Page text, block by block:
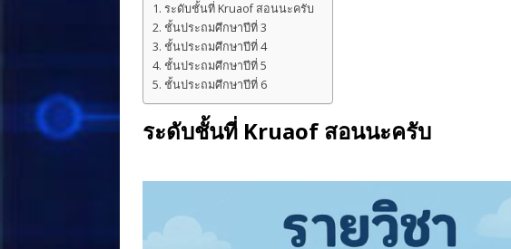
ระดับชั้นที่ Kruaof สอนนะครับ
ชั้นประถมศึกษาปีที่ 3
ชั้นประถมศึกษาปีที่ 4
ชั้นประถมศึกษาปีที่ 5
ชั้นประถมศึกษาปีที่ 6
ระดับชั้นที่ Kruaof สอนนะครับ